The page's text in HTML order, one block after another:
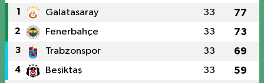
1 Galatasaray 33 77
2 Fenerbahçe 33 73
3 Trabzonspor 33 69
4 Beşiktaş 33 59